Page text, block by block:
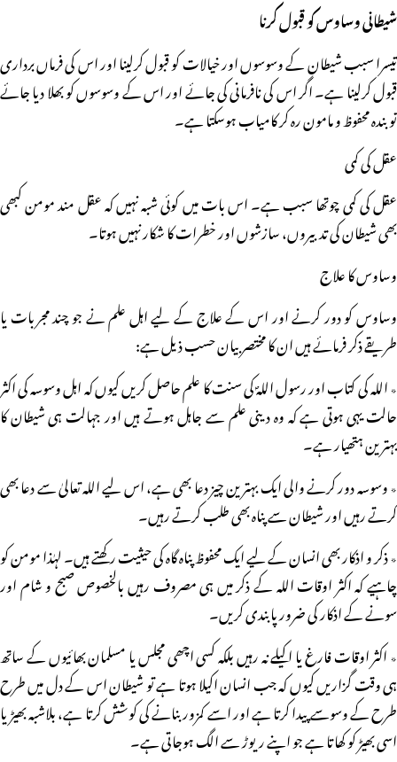
شیطانی وساوس کو قبول کرنا
تیسرا سبب شیطان کے وسوسوں اور خیالات کو قبول کرلینا اور اس کی فرماں برداری
قبول کرلینا ہے۔ اگر اس کی نافرمانی کی جائے اور اس کے وسوسوں کو بھلا دیا جائے
تو بندہ محفوظ و مامون رہ کر کامیاب ہوسکتا ہے۔
عقل کی کمی
عقل کی کمی چوتھا سبب ہے۔ اس بات میں کوئی شبہ نہیں کہ عقل مند مومن کبھی
بھی شیطان کی تدبیروں، سازشوں اور خطرات کا شکار نہیں ہوتا۔
وساوس کا علاج
وساوس کو دور کرنے اور اس کے علاج کے لیے اہل علم نے جو چند مجربات یا
طریقے ذکر فرمائے ہیں ان کا مختصر بیان حسب ذیل ہے:
٭ اللہ کی کتاب اور رسول اللہؐ کی سنت کا علم حاصل کریں کیوں کہ اہل وسوسہ کی اکثر
حالت یہی ہوتی ہے کہ وہ دینی علم سے جاہل ہوتے ہیں اور جہالت ہی شیطان کا
بہترین ہتھیار ہے۔
٭ وسوسہ دور کرنے والی ایک بہترین چیز دعا بھی ہے، اس لیے اللہ تعالیٰ سے دعا بھی
کرتے رہیں اور شیطان سے پناہ بھی طلب کرتے رہیں۔
٭ ذکر و اذکار بھی انسان کے لیے ایک محفوظ پناہ گاہ کی حیثیت رکھتے ہیں۔ لہٰذا مومن کو
چاہیے کہ اکثر اوقات اللہ کے ذکر میں ہی مصروف رہیں بالخصوص صبح و شام اور
سونے کے اذکار کی ضرور پابندی کریں۔
٭ اکثر اوقات فارغ یا اکیلے نہ رہیں بلکہ کسی اچھی مجلس یا مسلمان بھائیوں کے ساتھ
ہی وقت گزاریں کیوں کہ جب انسان اکیلا ہوتا ہے تو شیطان اس کے دل میں طرح
طرح کے وسوسے پیدا کرتا ہے اور اسے کمزور بنانے کی کوشش کرتا ہے، بلاشبہ بھیڑیا
اسی بھیڑ کو کھاتا ہے جو اپنے ریوڑ سے الگ ہوجاتی ہے۔